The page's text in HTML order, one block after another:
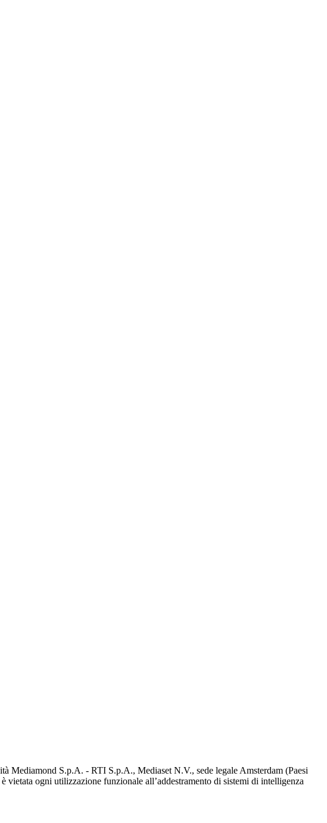
S.p.A. - RTI S.p.A., Mediaset N.V., sede legale Amsterdam (Paesi
vietata ogni utilizzazione funzionale all’addestramento di sistemi di intelligenza